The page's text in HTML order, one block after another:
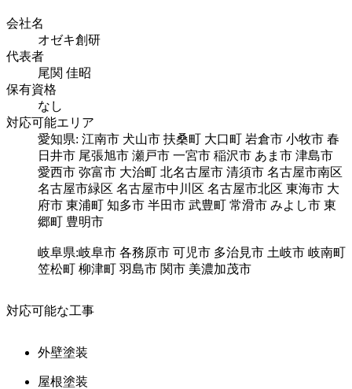
会社名
オゼキ創研
代表者
尾関 佳昭
保有資格
なし
対応可能エリア
愛知県: 江南市 犬山市 扶桑町 大口町 岩倉市 小牧市 春
日井市 尾張旭市 瀬戸市 一宮市 稲沢市 あま市 津島市
愛西市 弥富市 大治町 北名古屋市 清須市 名古屋市南区
名古屋市緑区 名古屋市中川区 名古屋市北区 東海市 大
府市 東浦町 知多市 半田市 武豊町 常滑市 みよし市 東
郷町 豊明市
岐阜県:岐阜市 各務原市 可児市 多治見市 土岐市 岐南町
笠松町 柳津町 羽島市 関市 美濃加茂市
対応可能な工事
外壁塗装
屋根塗装